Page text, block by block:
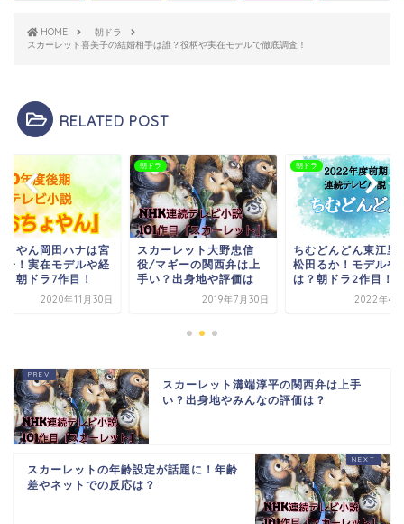
HOME
朝ドラ
スカーレット喜美子の結婚相手は誰？役柄や実在モデルで徹底調査！
RELATED POST
ょやん岡田ハナは宮
子！実在モデルや経
？朝ドラ7作目！
2020年11月30日
朝ドラ
スカーレット大野忠信
役/マギーの関西弁は上
手い？出身地や評価は
2019年7月30日
朝ドラ
ちむどんどん東江里
松田るか！モデルや
は？朝ドラ2作目！
2022年4
スカーレット溝端淳平の関西弁は上手
い？出身地やみんなの評価は？
スカーレットの年齢設定が話題に！年齢
差やネットでの反応は？